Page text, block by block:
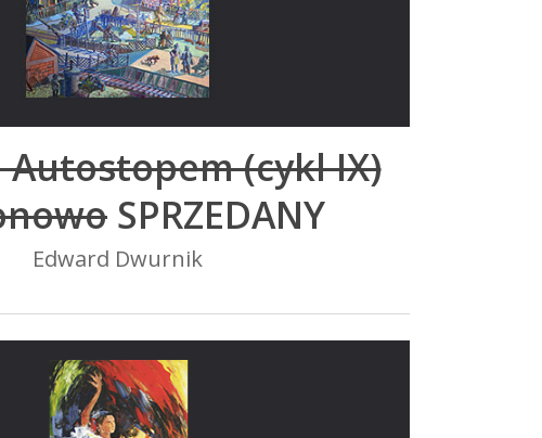
Autostopem (cykl IX)
SPRZEDANY
Edward Dwurnik